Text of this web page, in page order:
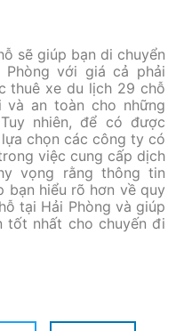
sẽ giúp bạn di chuyển
với giá cả phải
thuê xe du lịch 29 chỗ
an toàn cho những
nhiên, để có được
chọn các công ty có
việc cung cấp dịch
vọng rằng thông tin
bạn hiểu rõ hơn về quy
tại Hải Phòng và giúp
tốt nhất cho chuyến đi